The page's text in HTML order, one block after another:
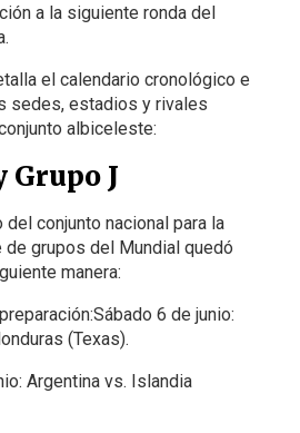
a la siguiente ronda del
el calendario cronológico e
sedes, estadios y rivales
albiceleste:
Grupo J
conjunto nacional para la
grupos del Mundial quedó
manera:
6 de junio:
(Texas).
Argentina vs. Islandia